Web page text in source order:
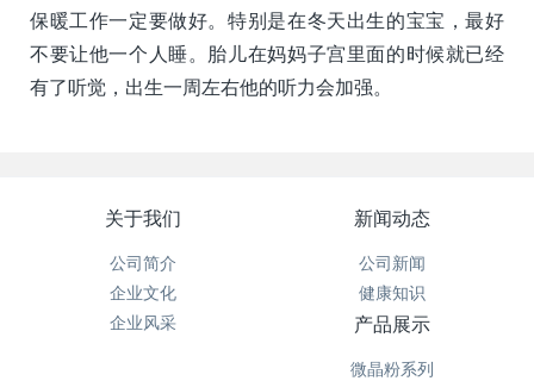
保暖工作一定要做好。特别是在冬天出生的宝宝，最好
不要让他一个人睡。胎儿在妈妈子宫里面的时候就已经
有了听觉，出生一周左右他的听力会加强。
关于我们
公司简介
企业文化
企业风采
新闻动态
公司新闻
健康知识
产品展示
微晶粉系列